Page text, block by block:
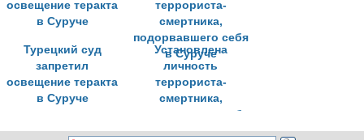
Турецкий суд
запретил
освещение теракта
в Суруче
Установлена
личность
террориста-
смертника,
подорвавшего себя
в Суруче